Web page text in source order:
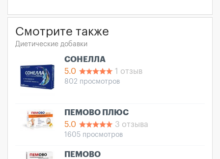
Смотрите также
Диетические добавки
СОНЕЛЛА
5.0
1 отзыв
802 просмотров
ПЕМОВО ПЛЮС
5.0
3 отзыва
1605 просмотров
ПЕМОВО